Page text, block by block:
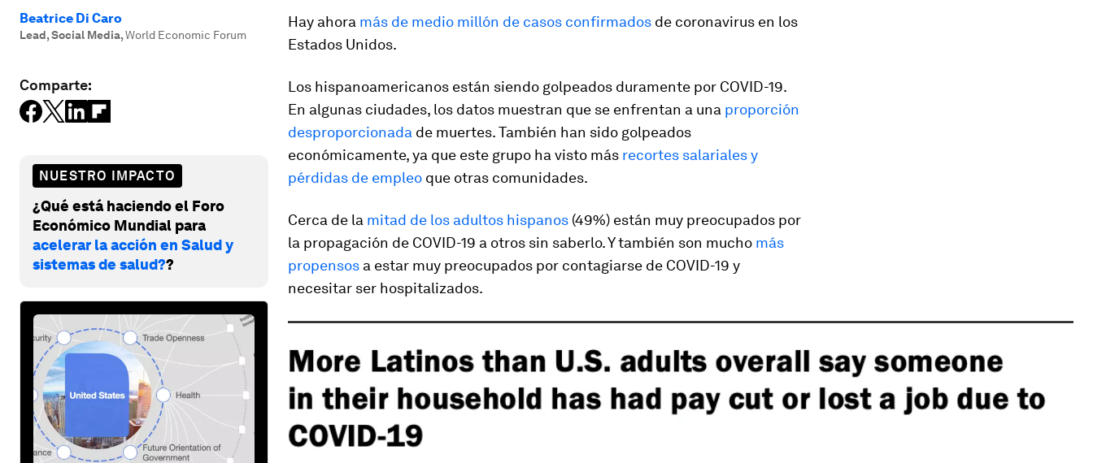
Beatrice Di Caro
Lead, Social Media,World Economic Forum
Comparte:
NUESTRO IMPACTO
¿Qué está haciendo el Foro
Económico Mundial para
acelerar la acción en Salud y
sistemas de salud??
Hay ahora más de medio millón de casos confirmados de coronavirus en los
Estados Unidos.
Los hispanoamericanos están siendo golpeados duramente por COVID-19.
En algunas ciudades, los datos muestran que se enfrentan a una proporción
desproporcionada de muertes. También han sido golpeados
económicamente, ya que este grupo ha visto más recortes salariales y
pérdidas de empleo que otras comunidades.
Cerca de la mitad de los adultos hispanos (49%) están muy preocupados por
la propagación de COVID-19 a otros sin saberlo. Y también son mucho más
propensos a estar muy preocupados por contagiarse de COVID-19 y
necesitar ser hospitalizados.